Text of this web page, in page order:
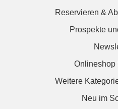
Reservieren &
Prospekte
Onlineshop
Weitere
Neu im